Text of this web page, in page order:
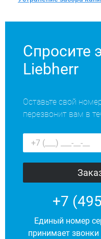
Спросите
Liebherr
Оставьте свой
перезвонит вам в
+7
Единый номер
принимает